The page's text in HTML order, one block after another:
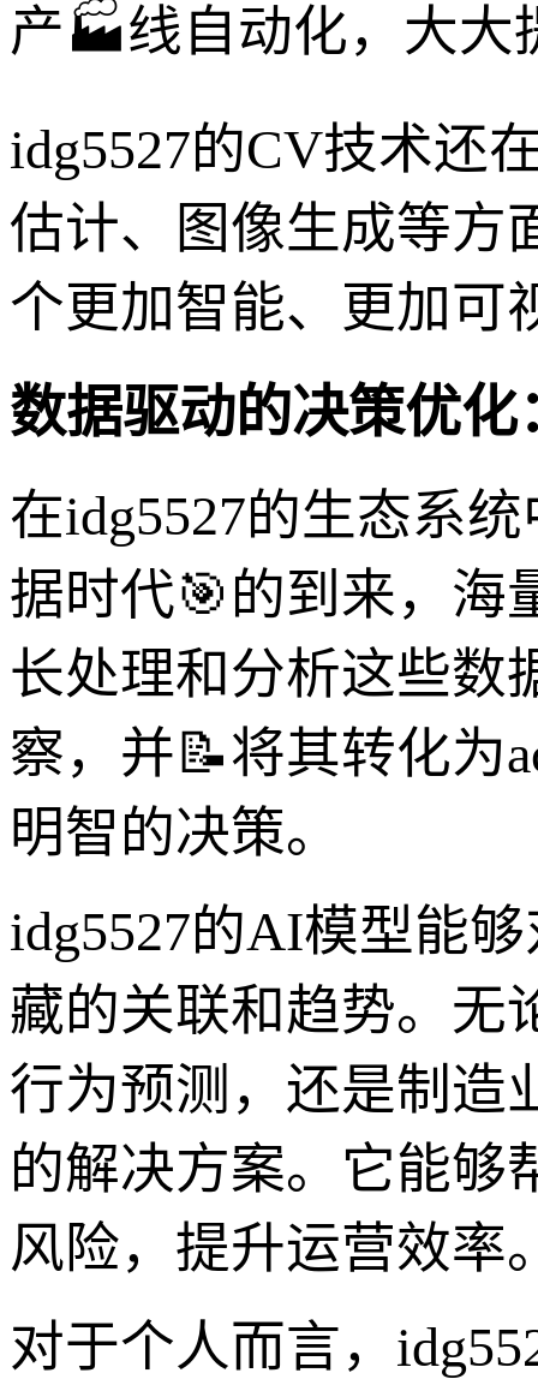
产🏭线自动化，大大
idg5527的CV技术还
估计、图像生成等方
个更加智能、更加可
数据驱动的决策优
在idg5527的生态系
据时代🎯的到来，海
长处理和分析这些数
察，并📝将其转化为
明智的决策。
idg5527的AI模型能
藏的关联和趋势。无
行为预测，还是制造
的解决方案。它能够
风险，提升运营效率
对于个人而言，